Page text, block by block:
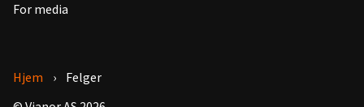
For media
Hjem
Felger